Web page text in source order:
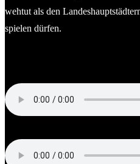
wehtut als den
spielen dürfen.